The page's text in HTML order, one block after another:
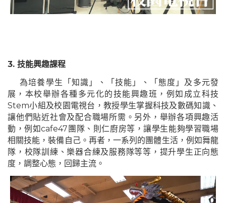
3. 技能興趣課程
為培養學生「知識」、「技能」、「態度」及多元發
展，本校舉辦各種多元化的技能興趣班，例如成立科技
Stem小組及校園電視台，教授學生掌握科技及數碼知識、
讓他們貼近社會及配合職場所需。另外，舉辦各項興趣活
動，例如cafe47 團隊、則仁廚房等，讓學生能夠學習職場
相關技能，裝備自己。再者，一系列的團體生活，例如舞龍
隊，校隊訓練、樂器合練及服務隊等等，提升學生正向態
度，調整心態，回歸主流 。